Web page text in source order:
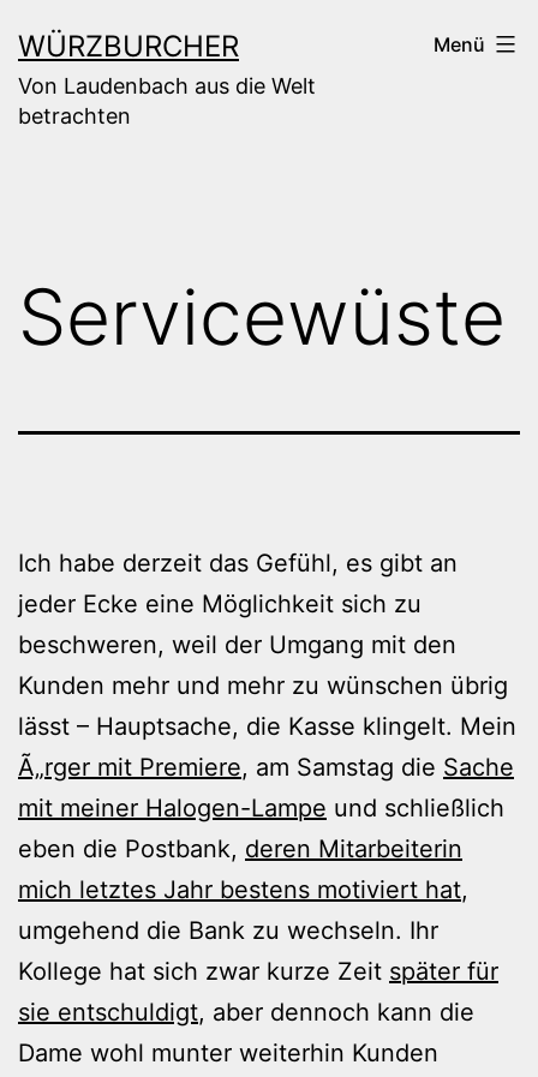
Inhalt
springen
WÜRZBURCHER
Von Laudenbach aus die Welt
betrachten
Menü
Servicewüste
Ich habe derzeit das Gefühl, es gibt an
jeder Ecke eine Möglichkeit sich zu
beschweren, weil der Umgang mit den
Kunden mehr und mehr zu wünschen übrig
lässt – Hauptsache, die Kasse klingelt. Mein
Ã„rger mit Premiere, am Samstag die Sache
mit meiner Halogen-Lampe und schließlich
eben die Postbank, deren Mitarbeiterin
mich letztes Jahr bestens motiviert hat,
umgehend die Bank zu wechseln. Ihr
Kollege hat sich zwar kurze Zeit später für
sie entschuldigt, aber dennoch kann die
Dame wohl munter weiterhin Kunden